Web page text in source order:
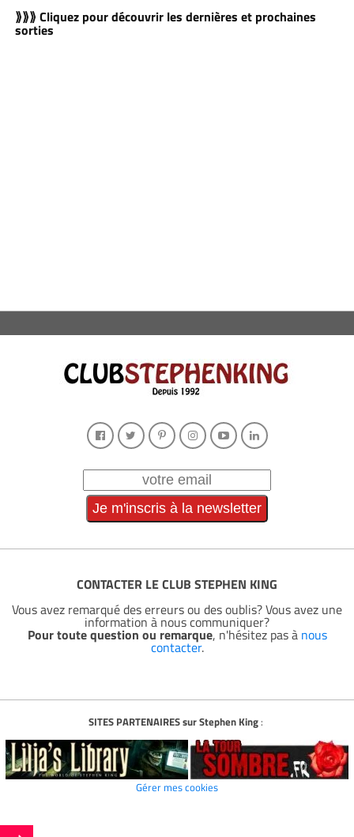
⟫⟫⟫ Cliquez pour découvrir les dernières et prochaines
sorties
CONTACTER LE CLUB STEPHEN KING
Vous avez remarqué des erreurs ou des oublis? Vous avez une
information à nous communiquer?
Pour toute question ou remarque, n'hésitez pas à nous
contacter.
SITES PARTENAIRES sur Stephen King:
Gérer mes cookies